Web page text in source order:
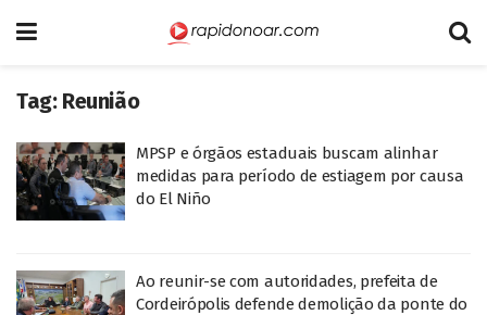
Tag: Reunião
MPSP e órgãos estaduais buscam alinhar
medidas para período de estiagem por causa
do El Niño
Ao reunir-se com autoridades, prefeita de
Cordeirópolis defende demolição da ponte do